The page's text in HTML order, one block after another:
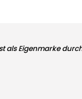
als Eigenmarke